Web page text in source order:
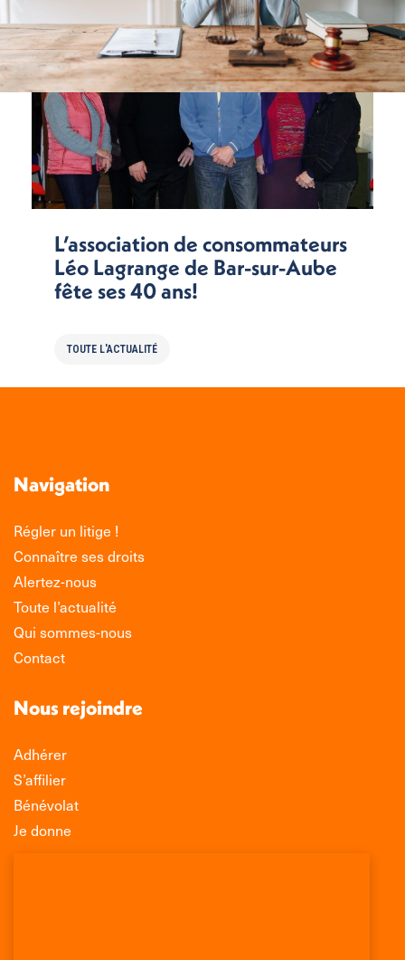
L’association de consommateurs
Léo Lagrange de Bar-sur-Aube
fête ses 40 ans!
TOUTE L'ACTUALITÉ
Navigation
Régler un litige !
Connaître ses droits
Alertez-nous
Toute l’actualité
Qui sommes-nous
Contact
Nous rejoindre
Adhérer
S’affilier
Bénévolat
Je donne